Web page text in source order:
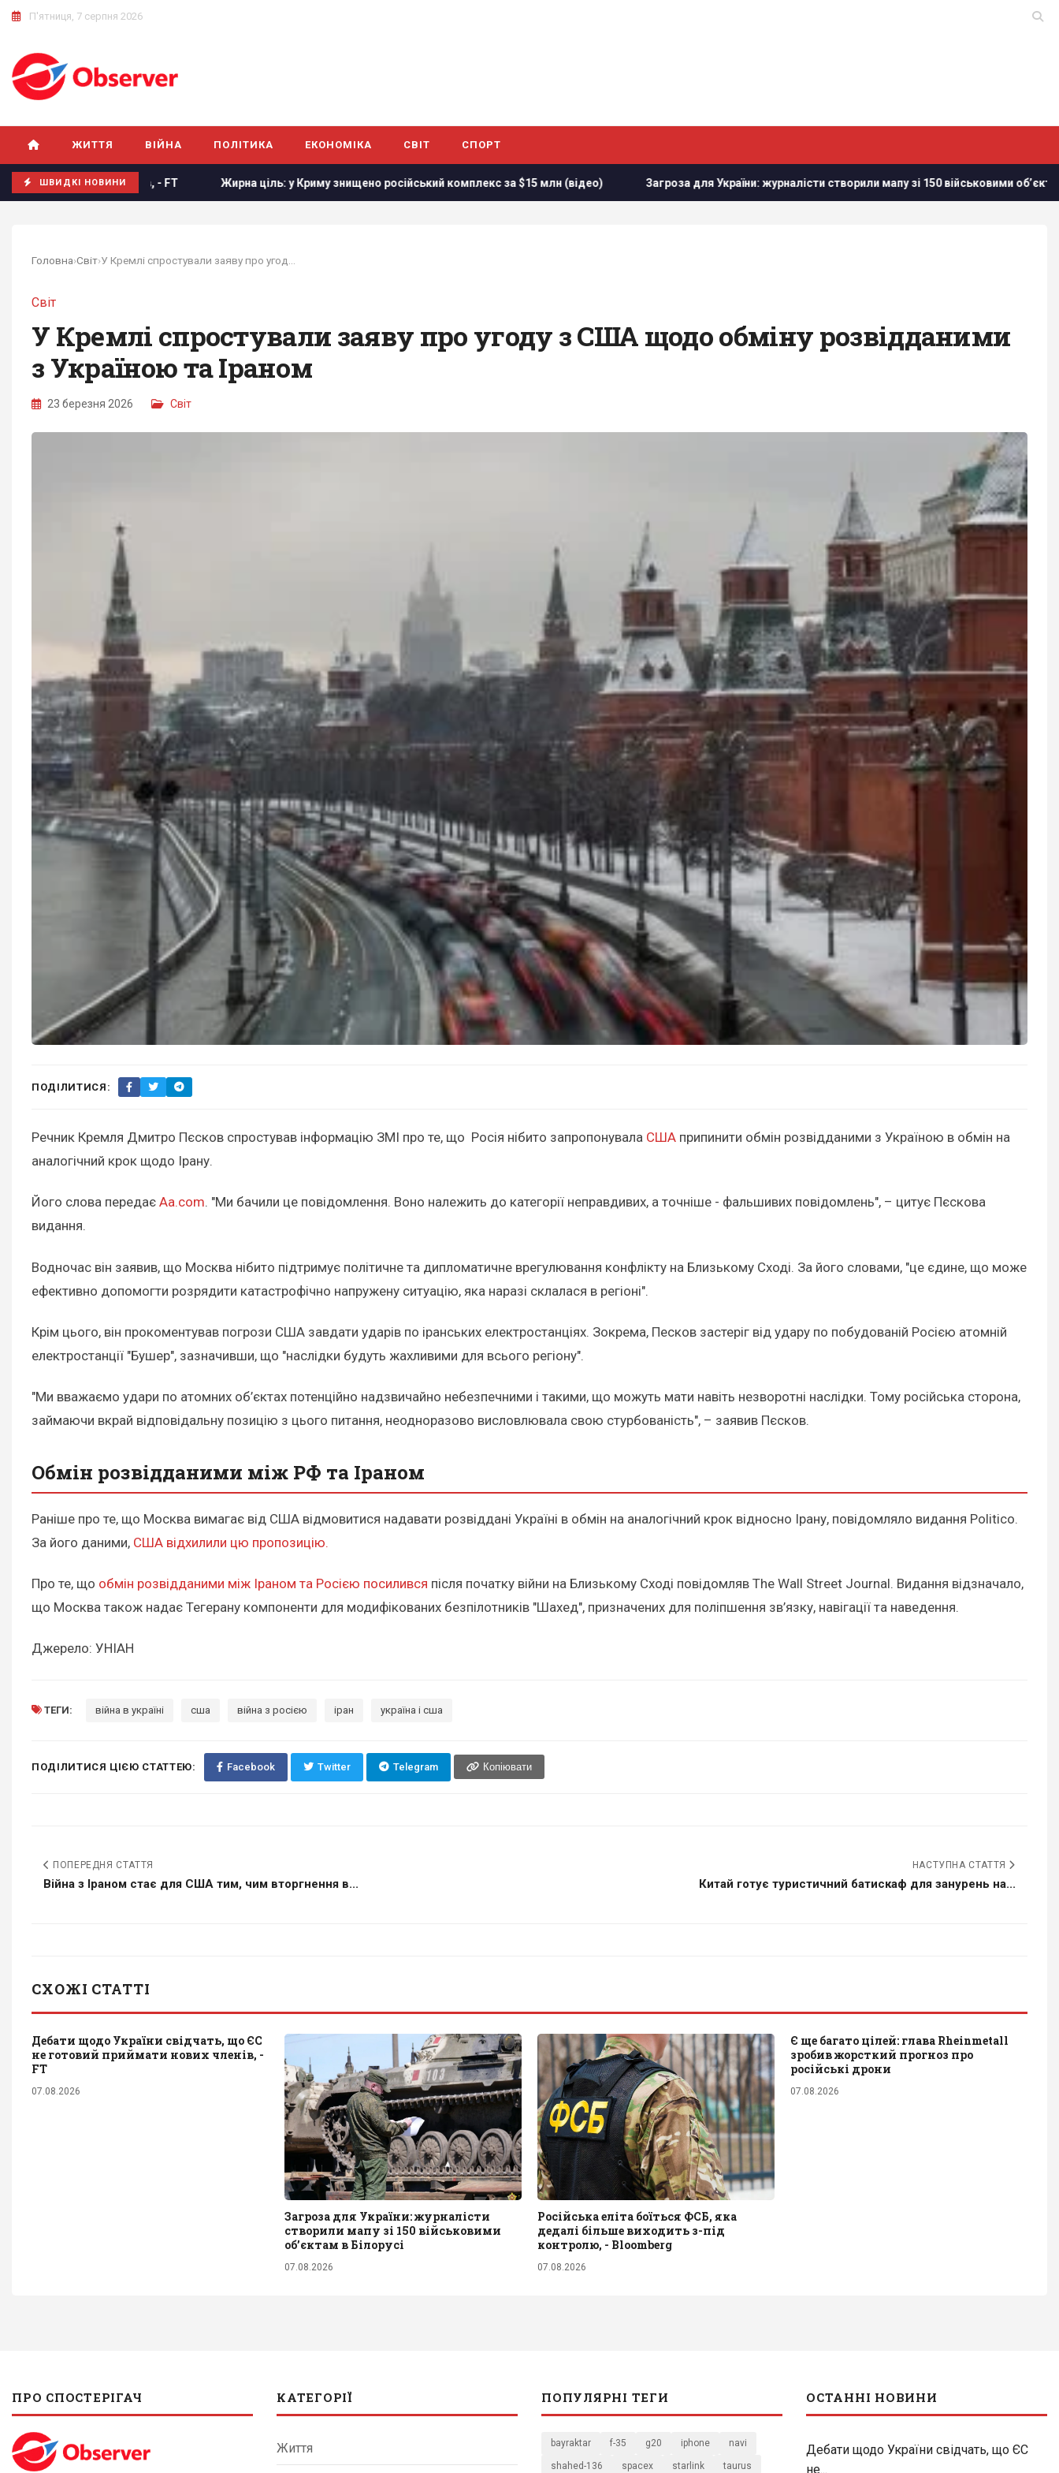
П'ятниця, 7 серпня 2026
ЖИТТЯ ВІЙНА ПОЛІТИКА ЕКОНОМІКА СВІТ СПОРТ
ШВИДКІ НОВИНИ
членів, - FT Жирна ціль: у Криму знищено російський комплекс за $15 млн (відео) Загроза для України: журналісти створили мапу зі 150 військовими обʼєктам в Білорусі
Головна›Світ›
Світ
У Кремлі спростували заяву про угоду з США щодо обміну розвідданими
з Україною та Іраном
23 березня 2026 Світ
ПОДІЛИТИСЯ:
Речник Кремля Дмитро Пєсков спростував інформацію ЗМІ про те, що Росія нібито запропонувала США припинити обмін розвідданими з Україною в обмін на
аналогічний крок щодо Ірану.
Його слова передає Aa.com. "Ми бачили це повідомлення. Воно належить до категорії неправдивих, а точніше - фальшивих повідомлень", – цитує Пєскова
видання.
Водночас він заявив, що Москва нібито підтримує політичне та дипломатичне врегулювання конфлікту на Близькому Сході. За його словами, "це єдине, що може
ефективно допомогти розрядити катастрофічно напружену ситуацію, яка наразі склалася в регіоні".
Крім цього, він прокоментував погрози США завдати ударів по іранських електростанціях. Зокрема, Песков застеріг від удару по побудованій Росією атомній
електростанції "Бушер", зазначивши, що "наслідки будуть жахливими для всього регіону".
"Ми вважаємо удари по атомних об’єктах потенційно надзвичайно небезпечними і такими, що можуть мати навіть незворотні наслідки. Тому російська сторона,
займаючи вкрай відповідальну позицію з цього питання, неодноразово висловлювала свою стурбованість", – заявив Пєсков.
Обмін розвідданими між РФ та Іраном
Раніше про те, що Москва вимагає від США відмовитися надавати розвіддані Україні в обмін на аналогічний крок відносно Ірану, повідомляло видання Politico.
За його даними, США відхилили цю пропозицію.
Про те, що обмін розвідданими між Іраном та Росією посилився після початку війни на Близькому Сході повідомляв The Wall Street Journal. Видання відзначало,
що Москва також надає Тегерану компоненти для модифікованих безпілотників "Шахед", призначених для поліпшення зв’язку, навігації та наведення.
Джерело: УНІАН
ТЕГИ: війна в україні сша війна з росією іран україна і сша
ПОДІЛИТИСЯ ЦІЄЮ СТАТТЕЮ: Facebook Twitter Telegram Копіювати
ПОПЕРЕДНЯ СТАТТЯ
Війна з Іраном стає для США тим, чим вторгнення в...
НАСТУПНА СТАТТЯ
Китай готує туристичний батискаф для занурень на...
СХОЖІ СТАТТІ
Дебати щодо України свідчать, що ЄС
не готовий приймати нових членів, -
FT
07.08.2026
Загроза для України: журналісти
створили мапу зі 150 військовими
обʼєктам в Білорусі
07.08.2026
Російська еліта боїться ФСБ, яка
дедалі більше виходить з-під
контролю, - Bloomberg
07.08.2026
Є ще багато цілей: глава Rheinmetall
зробив жорсткий прогноз про
російські дрони
07.08.2026
ПРО СПОСТЕРІГАЧ КАТЕГОРІЇ
Життя
ПОПУЛЯРНІ ТЕГИ
bayraktar f-35 g20 iphone navi
shahed-136 spacex starlink taurus
ОСТАННІ НОВИНИ
Дебати щодо України свідчать, що ЄС
не...